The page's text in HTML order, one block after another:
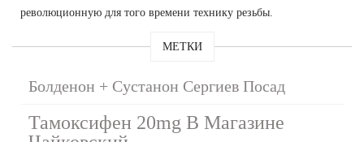
революционную для того времени технику резьбы.
МЕТКИ
Болденон + Сустанон Сергиев Посад
Тамоксифен 20mg В Магазине